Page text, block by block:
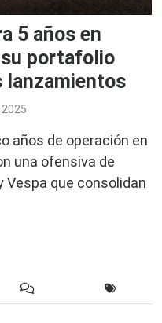
5 años en
portafolio
lanzamientos
años de operación en
una ofensiva de
Vespa que consolidan